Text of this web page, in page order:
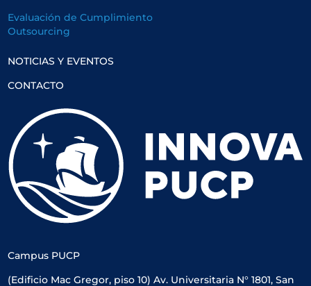
Evaluación de Cumplimiento
Outsourcing
NOTICIAS Y EVENTOS
CONTACTO
Campus PUCP
(Edificio Mac Gregor, piso 10) Av. Universitaria N° 1801, San